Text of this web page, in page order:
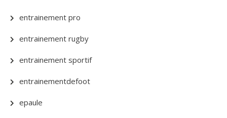
entrainement pro
entrainement rugby
entrainement sportif
entrainementdefoot
epaule